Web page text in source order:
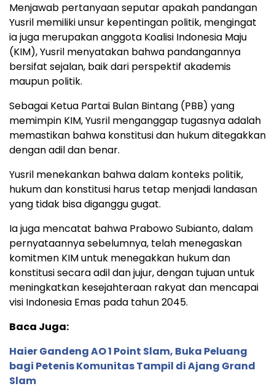
Menjawab pertanyaan seputar apakah pandangan
Yusril memiliki unsur kepentingan politik, mengingat
ia juga merupakan anggota Koalisi Indonesia Maju
(KIM), Yusril menyatakan bahwa pandangannya
bersifat sejalan, baik dari perspektif akademis
maupun politik.
Sebagai Ketua Partai Bulan Bintang (PBB) yang
memimpin KIM, Yusril menganggap tugasnya adalah
memastikan bahwa konstitusi dan hukum ditegakkan
dengan adil dan benar.
Yusril menekankan bahwa dalam konteks politik,
hukum dan konstitusi harus tetap menjadi landasan
yang tidak bisa diganggu gugat.
Ia juga mencatat bahwa Prabowo Subianto, dalam
pernyataannya sebelumnya, telah menegaskan
komitmen KIM untuk menegakkan hukum dan
konstitusi secara adil dan jujur, dengan tujuan untuk
meningkatkan kesejahteraan rakyat dan mencapai
visi Indonesia Emas pada tahun 2045.
Baca Juga:
Haier Gandeng AO 1 Point Slam, Buka Peluang
bagi Petenis Komunitas Tampil di Ajang Grand
Slam